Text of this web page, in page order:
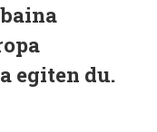
egiten du.